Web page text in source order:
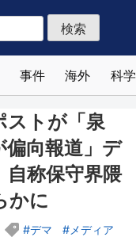
事件 海外 科学
トが「泉
向報道」デ
称保守界隈
かに
デマ メディア